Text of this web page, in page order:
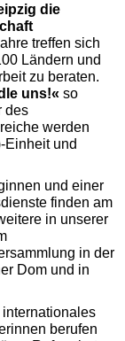
die
treffen sich
Ländern und
zu beraten.
uns!« so
des
werden
Einheit und
und einer
finden am
in unserer
in der
Dom und in
berufen